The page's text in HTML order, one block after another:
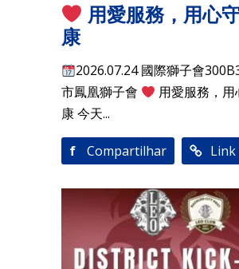
用愛服務，用心
康
2026.07.24 國際獅子會
市鳳凰獅子會
用愛服務，用
康 今天...
f Compartilhar Link